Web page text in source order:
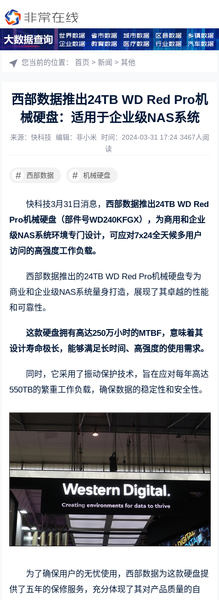
您当前的位置：首页 >新闻 >其他
西部数据推出24TB WD Red Pro机
械硬盘：适用于企业级NAS系统
来源：快科技 编辑：非小米 时间：2024-03-31 17:24 3467人阅
读
# 西部数据 # 机械硬盘
快科技3月31日消息， 西部数据推出24TB WD Red
Pro机械硬盘（部件号WD240KFGX），为商用和企业
级NAS系统环境专门设计，可应对7x24全天候多用户
访问的高强度工作负载。
西部数据推出的24TB WD Red Pro机械硬盘专为
商业和企业级NAS系统量身打造，展现了其卓越的性能
和可靠性。
这款硬盘拥有高达250万小时的MTBF，意味着其
设计寿命极长，能够满足长时间、高强度的使用需求。
同时，它采用了振动保护技术，旨在应对每年高达
550TB的繁重工作负载，确保数据的稳定性和安全性。
为了确保用户的无忧使用，西部数据为这款硬盘提
供了五年的保修服务，充分体现了其对产品质量的自